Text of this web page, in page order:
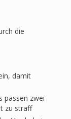
die
damit
passen zwei
zu straff